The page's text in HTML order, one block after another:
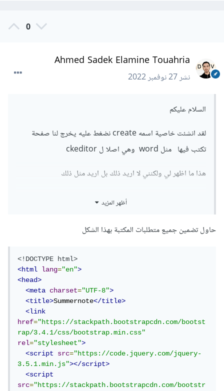
0
Ahmed Sadek Elamine Touahria
نشر27 نوفمبر 2022
السلام عليكم
لقد انشئت خاصية اسمه create نضغط عليه يخرج لنا صفحة
تكتب فيها مثل word وهي اصلا ل ckeditor
هذا ما اظهر لي ولكنني لا اريد ذلك بل اريد مثل ذلك
لقد حاولت ان افعلها ولم استطع ارجوا منكم المساعدة يا اخوتي
create.blade.php.txt
أظهر المزيد
حاول تضمين جميع متطلبات المكتبة بهذا الشكل
<!DOCTYPE html>
<html
lang="en">
<head>
<meta
charset="UTF-8">
<title>Summernote</title>
<link
href="https://stackpath.bootstrapcdn.com/bootst
rap/3.4.1/css/bootstrap.min.css"
rel="stylesheet">
<script
src="https://code.jquery.com/jquery-
3.5.1.min.js"></script>
<script
src="https://stackpath.bootstrapcdn.com/bootstr